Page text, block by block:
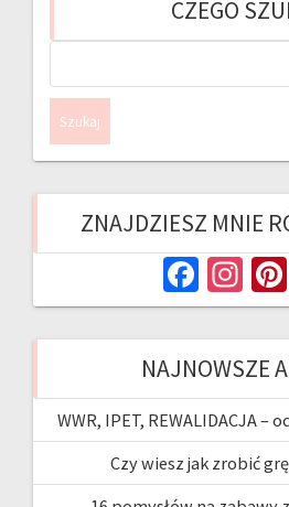
CZEGO
ZNAJDZIESZ MNIE
Fa
ce
b
o
o
k
In
st
ag
ra
m
NAJNOWSZE
WWR, IPET, REWALIDACJA –
Czy wiesz jak zrobić